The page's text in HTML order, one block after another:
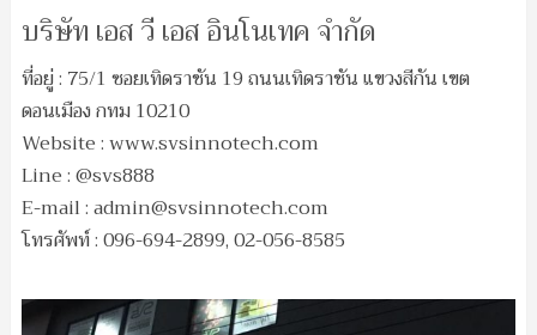
บริษัท เอส วี เอส อินโนเทค จำกัด
ที่อยู่ : 75/1 ซอยเทิดราชัน 19 ถนนเทิดราชัน แขวงสีกัน เขต
ดอนเมือง กทม 10210
Website : www.svsinnotech.com
Line : @svs888
E-mail :admin@svsinnotech.com
โทรศัพท์ : 096-694-2899, 02-056-8585